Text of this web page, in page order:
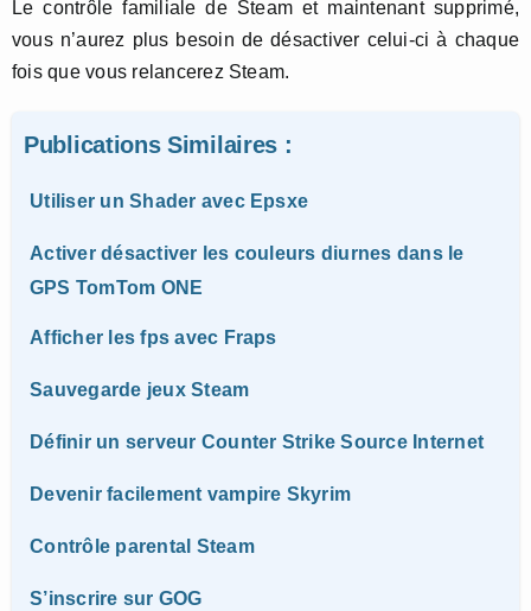
Le contrôle familiale de Steam et maintenant supprimé,
vous n’aurez plus besoin de désactiver celui-ci à chaque
fois que vous relancerez Steam.
Publications Similaires :
Utiliser un Shader avec Epsxe
Activer désactiver les couleurs diurnes dans le
GPS TomTom ONE
Afficher les fps avec Fraps
Sauvegarde jeux Steam
Définir un serveur Counter Strike Source Internet
Devenir facilement vampire Skyrim
Contrôle parental Steam
S’inscrire sur GOG